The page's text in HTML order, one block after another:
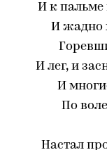
И к пальме
И жадно
И лег, и
И
По
Настал